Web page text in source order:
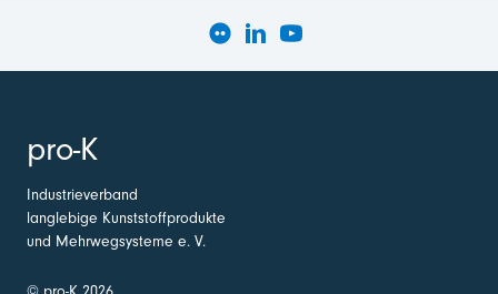
pro-K
Industrieverband
langlebige Kunststoffprodukte
und Mehrwegsysteme e. V.